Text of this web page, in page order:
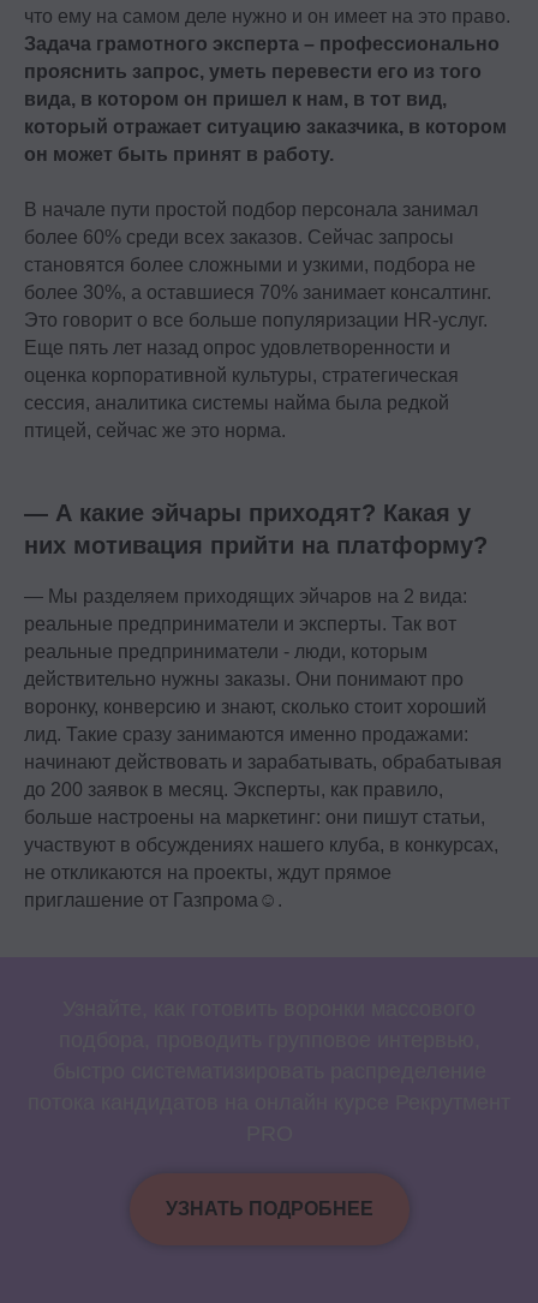
что ему на самом деле нужно и он имеет на это право.
Задача грамотного эксперта – профессионально
прояснить запрос, уметь перевести его из того
вида, в котором он пришел к нам, в тот вид,
который отражает ситуацию заказчика, в котором
он может быть принят в работу.
В начале пути простой подбор персонала занимал
более 60% среди всех заказов. Сейчас запросы
становятся более сложными и узкими, подбора не
более 30%, а оставшиеся 70% занимает консалтинг.
Это говорит о все больше популяризации HR-услуг.
Еще пять лет назад опрос удовлетворенности и
оценка корпоративной культуры, стратегическая
сессия, аналитика системы найма была редкой
птицей, сейчас же это норма.
— А какие эйчары приходят? Какая у
них мотивация прийти на платформу?
— Мы разделяем приходящих эйчаров на 2 вида:
реальные предприниматели и эксперты. Так вот
реальные предприниматели - люди, которым
действительно нужны заказы. Они понимают про
воронку, конверсию и знают, сколько стоит хороший
лид. Такие сразу занимаются именно продажами:
начинают действовать и зарабатывать, обрабатывая
до 200 заявок в месяц. Эксперты, как правило,
больше настроены на маркетинг: они пишут статьи,
участвуют в обсуждениях нашего клуба, в конкурсах,
не откликаются на проекты, ждут прямое
приглашение от Газпрома☺.
УЗНАТЬ ПОДРОБНЕЕ